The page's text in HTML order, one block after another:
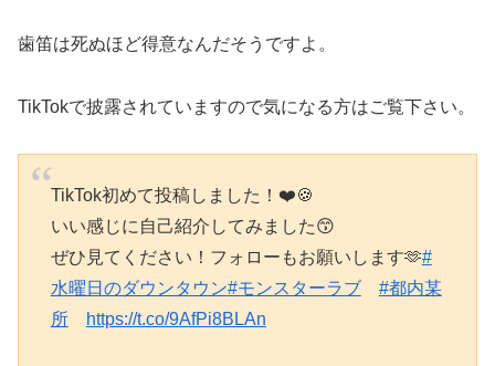
歯笛は死ぬほど得意なんだそうですよ。
TikTokで披露されていますので気になる方はご覧下さい。
TikTok初めて投稿しました！❤️🍪
いい感じに自己紹介してみました😙
ぜひ見てください！フォローもお願いします🫶#
水曜日のダウンタウン#モンスターラブ
#都内某
所
https://t.co/9AfPi8BLAn